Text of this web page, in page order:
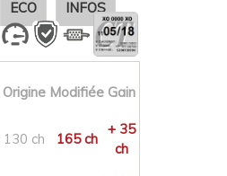
ECO INFOS
Origine Modifiée Gain
130 ch 165 ch
+ 35
ch